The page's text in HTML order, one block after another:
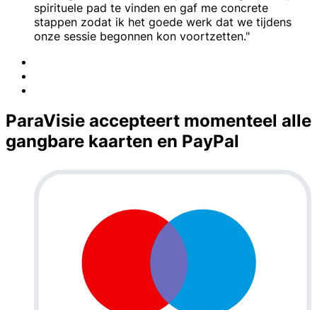
spirituele pad te vinden en gaf me concrete
stappen zodat ik het goede werk dat we tijdens
onze sessie begonnen kon voortzetten."
ParaVisie accepteert momenteel alle
gangbare kaarten en PayPal